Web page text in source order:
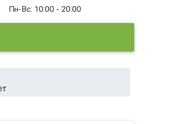
Пн-Вс: 10:00 - 20:00